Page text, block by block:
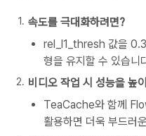
속도를 극대화하려면?
rel_l1_thresh 값을
형을 유지할 수 있습니
비디오 작업 시 성능을 높
TeaCache와 함께
활용하면 더욱 부드러